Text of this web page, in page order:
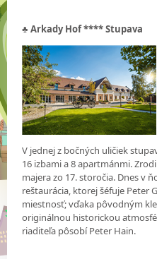
♣Arkady Hof **** Stupava
V jednej z bočných uličiek
16 izbami a 8 apartmánmi.
majera zo 17. storočia. Dnes v
reštaurácia, ktorej šéfuje Peter
miestnosť; vďaka pôvodným
originálnou historickou
riaditeľa pôsobí Peter Hain.